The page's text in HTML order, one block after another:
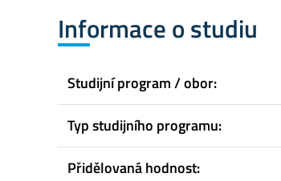
Informace o studiu
Studijní program / obor:
Typ studijního programu:
Přidělovaná hodnost: